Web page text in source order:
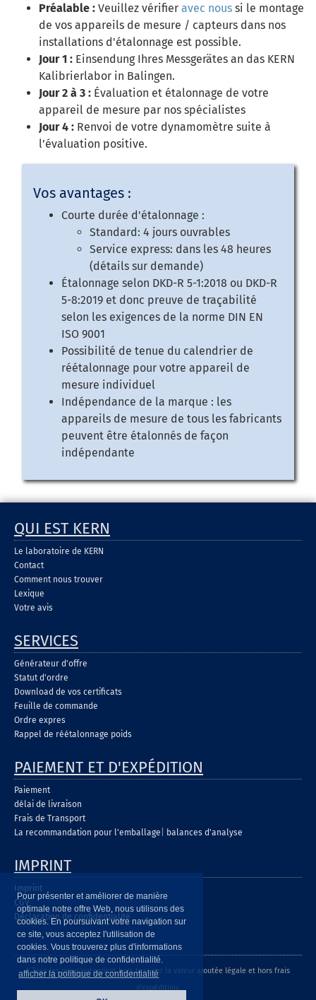
Pour présenter et améliorer de manière
optimale notre offre Web, nous utilisons des
cookies. En poursuivant votre navigation sur
ce site, vous acceptez l'utilisation de
cookies. Vous trouverez plus d'informations
dans notre politique de confidentialité.
afficher la politique de confidentialité
Préalable : Veuillez vérifier avec nous si le montage
de vos appareils de mesure / capteurs dans nos
installations d'étalonnage est possible.
Jour 1 : Einsendung Ihres Messgerätes an das KERN
Kalibrierlabor in Balingen.
Jour 2 à 3 : Évaluation et étalonnage de votre
appareil de mesure par nos spécialistes
Jour 4 : Renvoi de votre dynamomètre suite à
l’évaluation positive.
Vos avantages :
Courte durée d'étalonnage :
Standard: 4 jours ouvrables
Service express: dans les 48 heures
(détails sur demande)
Étalonnage selon DKD-R 5-1:2018 ou DKD-R
5-8:2019 et donc preuve de traçabilité
selon les exigences de la norme DIN EN
ISO 9001
Possibilité de tenue du calendrier de
réétalonnage pour votre appareil de
mesure individuel
Indépendance de la marque : les
appareils de mesure de tous les fabricants
peuvent être étalonnés de façon
indépendante
QUI EST KERN
Le laboratoire de KERN
Contact
Comment nous trouver
Lexique
Votre avis
SERVICES
Générateur d'offre
Statut d'ordre
Download de vos certificats
Feuille de commande
Ordre expres
Rappel de réétalonnage poids
PAIEMENT ET D'EXPÉDITION
Paiement
délai de livraison
Frais de Transport
La recommandation pour l'emballage
balances d'analyse
IMPRINT
Imprint
CGV
Déclaration de confidentialité
* Tous les prix s'entendent hors taxe sur la valeur ajoutée légale et hors frais
d'expédition.